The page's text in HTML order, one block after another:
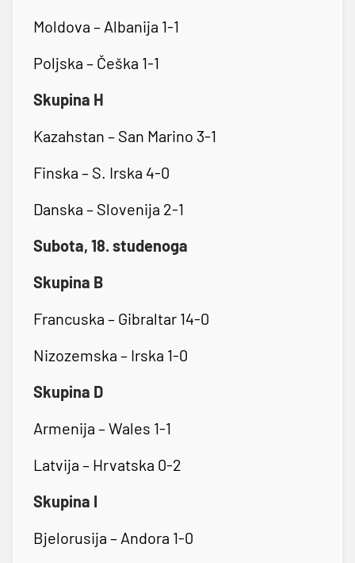
Moldova – Albanija 1-1
Poljska – Češka 1-1
Skupina H
Kazahstan – San Marino 3-1
Finska – S. Irska 4-0
Danska – Slovenija 2-1
Subota, 18. studenoga
Skupina B
Francuska – Gibraltar 14-0
Nizozemska – Irska 1-0
Skupina D
Armenija – Wales 1-1
Latvija – Hrvatska 0-2
Skupina I
Bjelorusija – Andora 1-0